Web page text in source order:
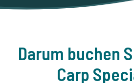
Darum buchen
Carp